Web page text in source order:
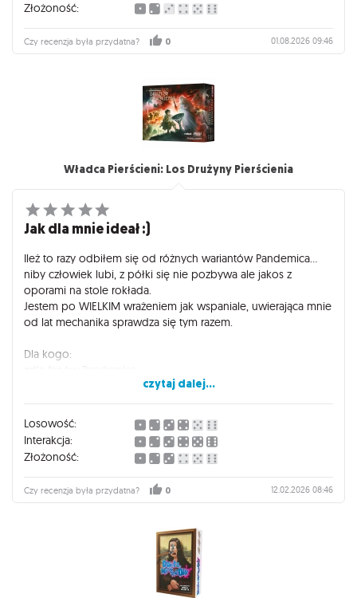
Kurcze jakie to fajne, cieszę się, że zasiliłem planszo-półkę tym
tytułem.
Złożoność:
Czy recenzja była przydatna? 0 01.08.2026 09:46
Władca Pierścieni: Los Drużyny Pierścienia
Jak dla mnie ideał :)
Ileż to razy odbiłem się od różnych wariantów Pandemica...
niby człowiek lubi, z półki się nie pozbywa ale jakos z
oporami na stole rokłada.
Jestem po WIELKIM wrażeniem jak wspaniale, uwierająca mnie
od lat mechanika sprawdza się tym razem.
Dla kogo:
◾wielbicieli twórczości Tolkiena
◾tych szukających emocji i przygody
◾ceniących kooperację
◾graczy, którzy za kooperacjami nie przepadają :D - możecie
zmienić zdanie.
Gorąco POLECAM.
czytaj dalej...
Losowość:
Interakcja:
Złożoność:
Czy recenzja była przydatna? 0 12.02.2026 08:46